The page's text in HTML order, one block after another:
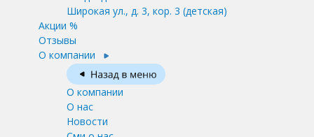
Широкая ул., д. 3, кор. 3 (детская)
Акции %
Отзывы
О компании
О компании
О нас
Новости